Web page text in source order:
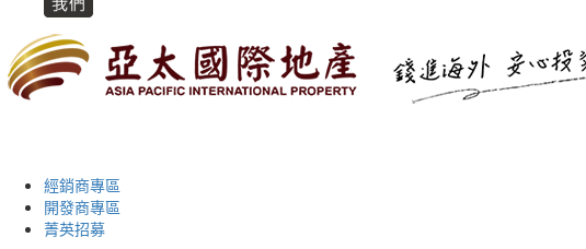
經銷商專區
開發商專區
菁英招募